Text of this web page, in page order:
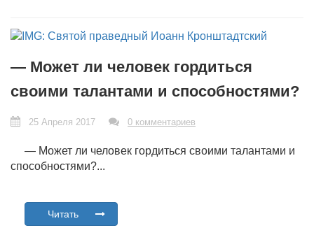
— Может ли человек гордиться
своими талантами и способностями?
25 Апреля 2017 0 комментариев
— Может ли человек гордиться своими талантами и
способностями?...
Читать